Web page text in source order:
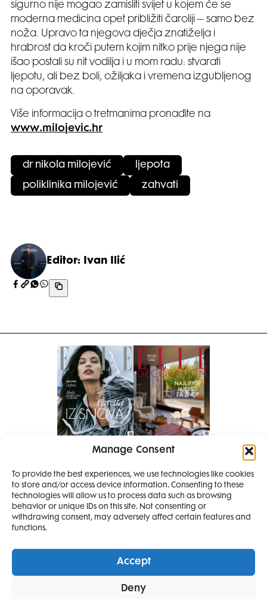
Manage Consent
To provide the best experiences, we use technologies like cookies
to store and/or access device information. Consenting to these
technologies will allow us to process data such as browsing
behavior or unique IDs on this site. Not consenting or
withdrawing consent, may adversely affect certain features and
functions.
Accept
Deny
sigurno nije mogao zamisliti svijet u kojem će se
moderna medicina opet približiti čaroliji – samo bez
noža. Upravo ta njegova dječja znatiželja i
hrabrost da kroči putem kojim nitko prije njega nije
išao postali su nit vodilja i u mom radu: stvarati
ljepotu, ali bez boli, ožiljaka i vremena izgubljenog
na oporavak.
Više informacija o tretmanima pronađite na
www.milojevic.hr
dr nikola milojević ljepota
poliklinika milojević zahvati
Editor: Ivan Ilić
Pretplati se na časopis
PRETPLATITE SE
Elle ProjectsElle Beauty AwardsElle Style Awards
LifestyleDecoration
SMANJI
4 IZDANJA
I 2 IZDANJA ELLE
DECORATIONA +